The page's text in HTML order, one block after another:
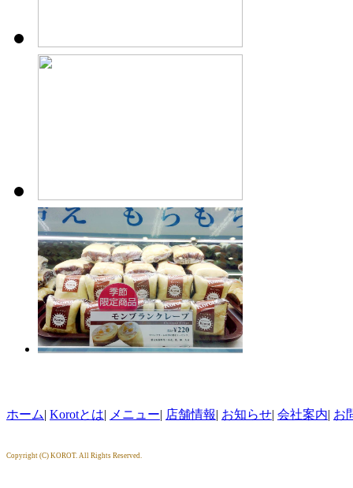
ホーム| Korotとは| メニュー| 店舗情報| お知らせ| 会社案内| お
Copyright (C) KOROT. All Rights Reserved.